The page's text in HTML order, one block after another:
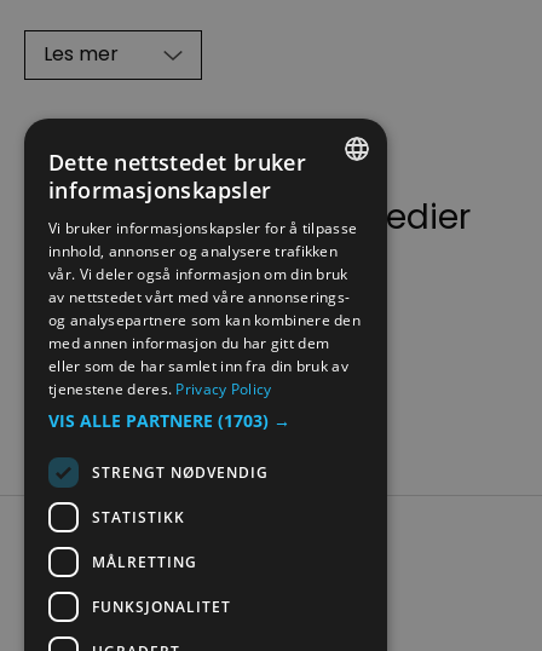
Les mer
Følg oss på sosiale medier
Tilgjengelighetserklæring
Personvern
Kontakt oss
Nettstedskart
NORWEGIAN
GERMAN
Dette nettstedet bruker
informasjonskapsler
Vi bruker informasjonskapsler for å tilpasse
innhold, annonser og analysere trafikken
vår. Vi deler også informasjon om din bruk
av nettstedet vårt med våre annonserings-
og analysepartnere som kan kombinere den
med annen informasjon du har gitt dem
eller som de har samlet inn fra din bruk av
tjenestene deres. Privacy Policy
VIS ALLE PARTNERE (1703) →
STRENGT NØDVENDIG
STATISTIKK
MÅLRETTING
FUNKSJONALITET